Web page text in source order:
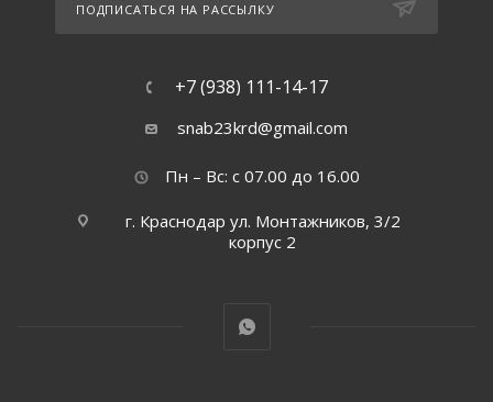
ПОДПИСАТЬСЯ НА РАССЫЛКУ
+7 (938) 111-14-17
snab23krd@gmail.com
Пн – Вс: с 07.00 до 16.00
г. Краснодар ул. Монтажников, 3/2
корпус 2